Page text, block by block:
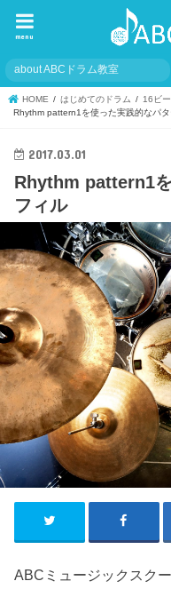
menu
about ABCドラム教室
HOME はじめてのドラム
16ビー
Rhythm pattern1を使った実践的なパ
2017.03.01
Rhythm pattern1
フィル
ABCミュージックスク